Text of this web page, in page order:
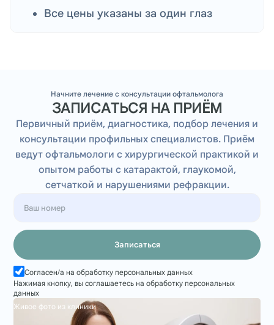
методом FemtoLasik
хирург Табатчикова Н.К.
200 000 тг
Лазерная коррекция зрения
методом FemtoLasik
хирург Молокотин Е.М.
230 000 тг
Все цены указаны за один глаз
Начните лечение с консультации офтальмолога
ЗАПИСАТЬСЯ НА ПРИЁМ
Первичный приём, диагностика, подбор лечения и
консультации профильных специалистов. Приём
ведут офтальмологи с хирургической практикой и
опытом работы с катарактой, глаукомой,
сетчаткой и нарушениями рефракции.
Записаться
Согласен/а на обработку персональных данных
Нажимая кнопку, вы соглашаетесь на обработку персональных
данных
Живое фото из клиники